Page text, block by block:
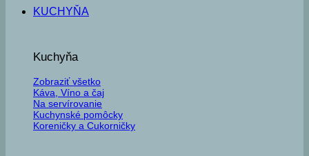
KUCHYŇA
Kuchyňa
Zobraziť všetko
Káva, Víno a čaj
Na servírovanie
Kuchynské pomôcky
Koreničky a Cukorničky